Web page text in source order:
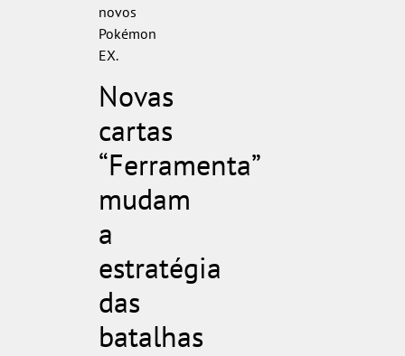
novos
Pokémon
EX.
Novas
cartas
“Ferramenta”
mudam
a
estratégia
das
batalhas